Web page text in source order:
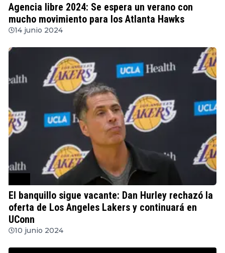
Agencia libre 2024: Se espera un verano con
mucho movimiento para los Atlanta Hawks
14 junio 2024
El banquillo sigue vacante: Dan Hurley rechazó la
oferta de Los Angeles Lakers y continuará en
UConn
10 junio 2024